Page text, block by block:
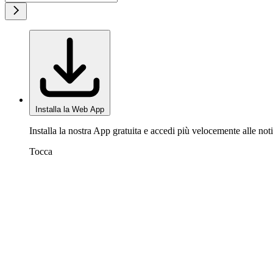
Installa la Web App
Installa la nostra App gratuita e accedi più velocemente alle
Tocca